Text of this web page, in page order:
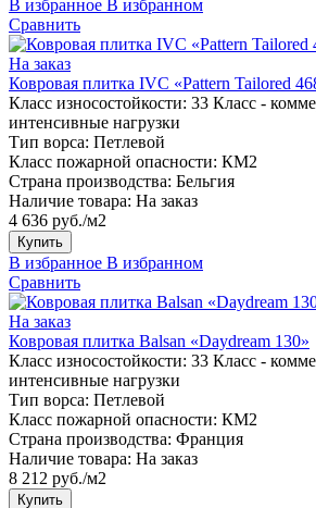
В избранное В избранном
Сравнить
На заказ
Ковровая плитка IVC «Pattern Tailored
Класс износостойкости: 33 Класс -
интенсивные нагрузки
Тип ворса: Петлевой
Класс пожарной опасности: КМ2
Страна производства: Бельгия
Наличие товара: На заказ
4 636 руб./м2
Купить
В избранное В избранном
Сравнить
На заказ
Ковровая плитка Balsan «Daydream 130»
Класс износостойкости: 33 Класс -
интенсивные нагрузки
Тип ворса: Петлевой
Класс пожарной опасности: КМ2
Страна производства: Франция
Наличие товара: На заказ
8 212 руб./м2
Купить